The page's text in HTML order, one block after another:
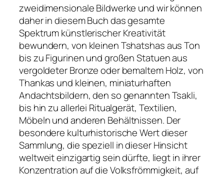
zweidimensionale Bildwerke und wir können
daher in diesem Buch das gesamte
Spektrum künstlerischer Kreativität
bewundern, von kleinen Tshatshas aus Ton
bis zu Figurinen und großen Statuen aus
vergoldeter Bronze oder bemaltem Holz, von
Thankas und kleinen, miniaturhaften
Andachtsbildern, den so genannten Tsakli,
bis hin zu allerlei Ritualgerät, Textilien,
Möbeln und anderen Behältnissen. Der
besondere kulturhistorische Wert dieser
Sammlung, die speziell in dieser Hinsicht
weltweit einzigartig sein dürfte, liegt in ihrer
Konzentration auf die Volksfrömmigkeit, auf